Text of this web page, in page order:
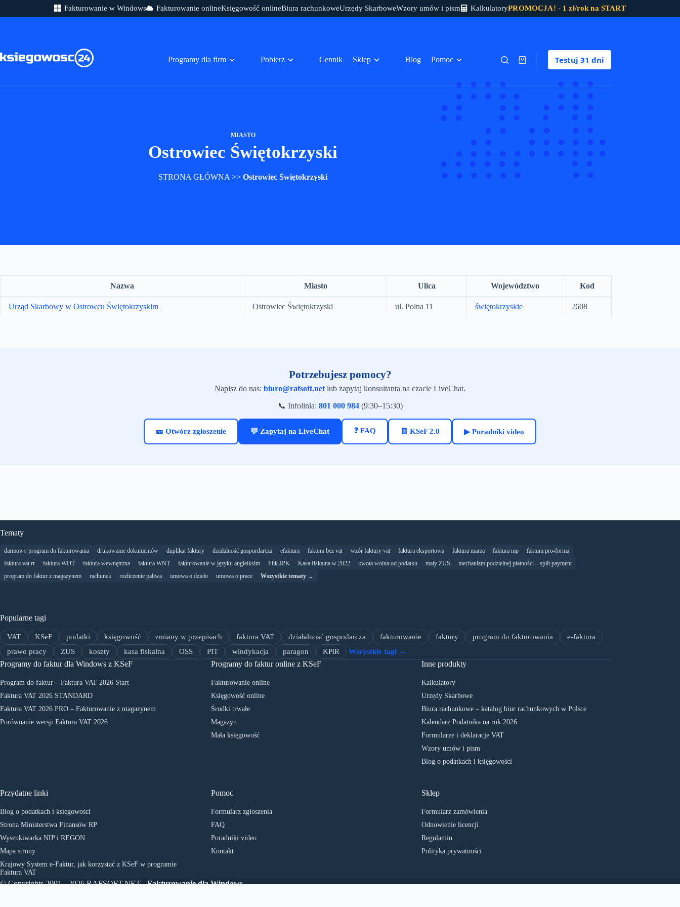
Fakturowanie w Windows Fakturowanie onlineKsięgowość onlineBiura rachunkoweUrzędy SkarboweWzory umów i pism KalkulatoryPROMOCJA! - 1 zł/rok na START
Programy dla firm Pobierz Cennik Sklep Blog Pomoc Koszyk Testuj 31 dni
MIASTO
Ostrowiec Świętokrzyski
STRONA GŁÓWNA >> Ostrowiec Świętokrzyski
Nazwa Miasto Ulica Województwo Kod
Urząd Skarbowy w Ostrowcu Świętokrzyskim Ostrowiec Świętokrzyski ul. Polna 11 świętokrzyskie 2608
Potrzebujesz pomocy?
Napisz do nas: biuro@rafsoft.net lub zapytaj konsultanta na czacie LiveChat.
📞 Infolinia: 801 000 984(9:30–15:30)
🎫 Otwórz zgłoszenie 💬 Zapytaj na LiveChat ❓ FAQ 🧾 KSeF 2.0 ▶ Poradniki video
Tematy
darmowy program do fakturowania drukowanie dokumentów duplikat faktury działalność gospordarcza efaktura faktura bez vat wzór faktury vat faktura eksportowa faktura marza faktura mp
faktura pro-forma
faktura vat rr
faktura WDT faktura wewnętrzna faktura WNT fakturowanie w języku angielksim Plik JPK Kasa fiskalna w 2022 kwota wolna od podatku mały ZUS
mechanizm podzielnej płatności – split payment
program do faktur z magazynem
rachunek rozliczenie paliwa umowa o dzieło umowa o prace Wszystkie tematy →
Popularne tagi
VAT KSeF podatki księgowość zmiany w przepisach faktura VAT działalność gospodarcza fakturowanie faktury program do fakturowania
e-faktura
prawo pracy
ZUS koszty kasa fiskalna OSS PIT windykacja paragon KPiR Wszystkie tagi →
Programy do faktur dla Windows z KSeF
Program do faktur – Faktura VAT 2026 Start
Faktura VAT 2026 STANDARD
Faktura VAT 2026 PRO – Fakturowanie z magazynem
Porównanie wersji Faktura VAT 2026
Programy do faktur online z KSeF
Fakturowanie online
Księgowość online
Środki trwałe
Magazyn
Mała księgowość
Inne produkty
Kalkulatory
Urzędy Skarbowe
Biura rachunkowe – katalog biur rachunkowych w Polsce
Kalendarz Podatnika na rok 2026
Formularze i deklaracje VAT
Wzory umów i pism
Blog o podatkach i księgowości
Sklep
Formularz zamówienia
Odnowienie licencji
Regulamin
Polityka prywatności
Przydatne linki
Blog o podatkach i księgowości
Strona Ministerstwa Finansów RP
Wyszukiwarka NIP i REGON
Mapa strony
Krajowy System e-Faktur, jak korzystać z KSeF w programie
Faktura VAT
Pomoc
Formularz zgłoszenia
FAQ
Poradniki video
Kontakt
© Copyrights 2001 - 2026 RAFSOFT.NET -Fakturowanie dla Windows